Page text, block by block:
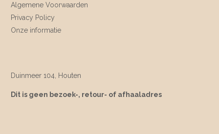
Algemene Voorwaarden
Privacy Policy
Onze informatie
Duinmeer 104, Houten
Dit is geen bezoek-, retour- of afhaaladres